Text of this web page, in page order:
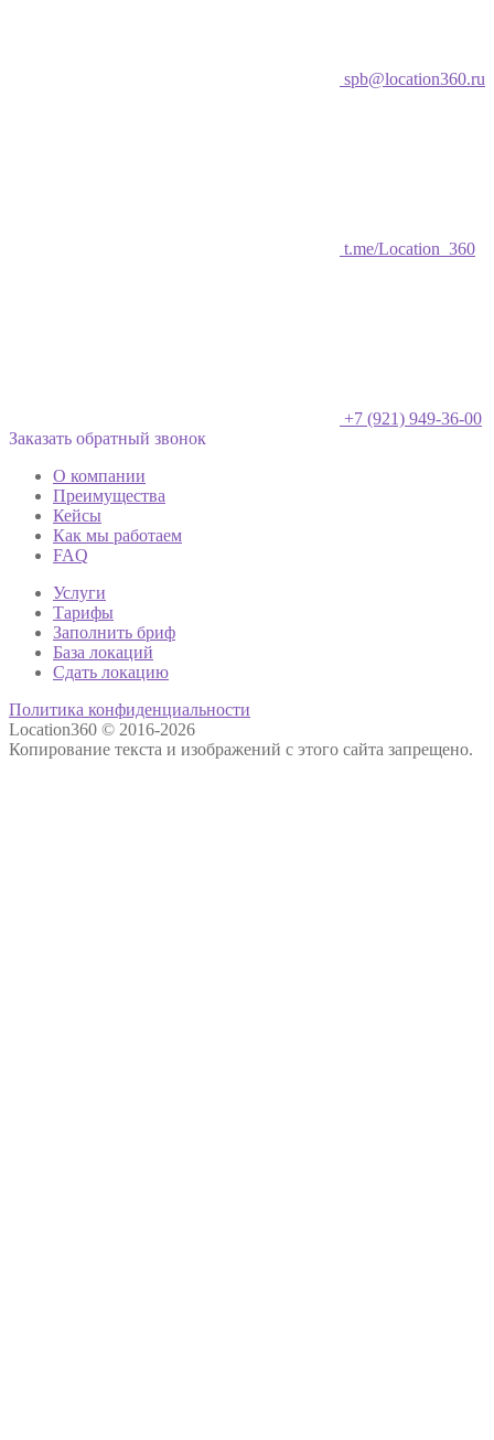
spb@location360.ru
t.me/Location_360
+7 (921) 949-36-00
Заказать обратный звонок
О компании
Преимущества
Кейсы
Как мы работаем
FAQ
Услуги
Тарифы
Заполнить бриф
База локаций
Сдать локацию
Политика конфиденциальности
Location360 © 2016-2026
Копирование текста и изображений с этого сайта запрещено.